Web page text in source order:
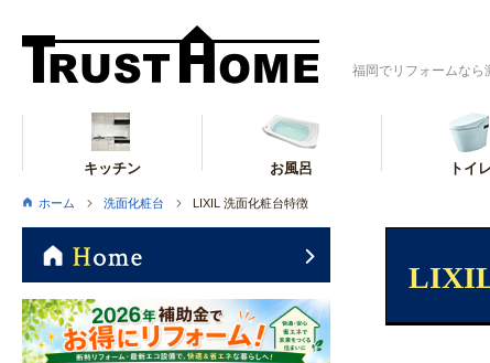
福岡でリフォームなら
キッチン お風呂 トイレ
ホーム 洗面化粧台 LIXIL 洗面化粧台特徴